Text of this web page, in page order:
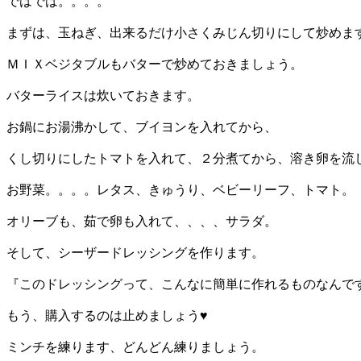
まずは、玉ねぎ、出来るだけ小さくみじん切りにして炒めま
ＭＩＸベジタブルもバターで炒めておきましょう。
バターライスは炊いておきます。
お鍋にお湯沸かして、ブイヨンを入れてから、
くし切りにしたトマトを入れて、２分煮てから、溶き卵を流
お野菜。。。。レタス、きゅうり、ベビーリーフ、トマト。
オリーブも、茹で卵も入れて、、、、サラダ。
そして、シーザードレッシングを作ります。
『このドレッシングって、こんなに簡単に作れるものなんで
もう、購入するのは止めましょう♥
ミンチを練ります、どんどん練りましょう。